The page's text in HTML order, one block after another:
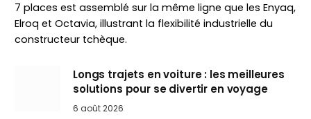
7 places est assemblé sur la même ligne que les Enyaq,
Elroq et Octavia, illustrant la flexibilité industrielle du
constructeur tchèque.
Longs trajets en voiture : les meilleures
solutions pour se divertir en voyage
6 août 2026